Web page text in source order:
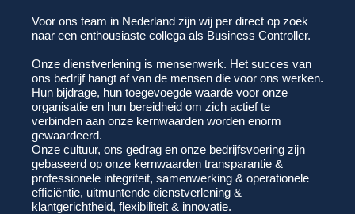
Voor ons team in Nederland zijn wij per direct op zoek
naar een enthousiaste collega als Business Controller.
Onze dienstverlening is mensenwerk. Het succes van
ons bedrijf hangt af van de mensen die voor ons werken.
Hun bijdrage, hun toegevoegde waarde voor onze
organisatie en hun bereidheid om zich actief te
verbinden aan onze kernwaarden worden enorm
gewaardeerd.
Onze cultuur, ons gedrag en onze bedrijfsvoering zijn
gebaseerd op onze kernwaarden transparantie &
professionele integriteit, samenwerking & operationele
efficiëntie, uitmuntende dienstverlening &
klantgerichtheid, flexibiliteit & innovatie.